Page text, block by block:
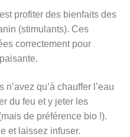
profiter des bienfaits des
(stimulants). Ces
correctement pour
qu’à chauffer l’eau
du feu et y jeter les
de préférence bio !).
et laissez infuser.